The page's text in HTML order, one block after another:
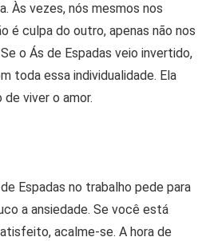
Às vezes, nós mesmos nos
é culpa do outro, apenas não nos
o Ás de Espadas veio invertido,
toda essa individualidade. Ela
viver o amor.
Espadas no trabalho pede para
a ansiedade. Se você está
acalme-se. A hora de